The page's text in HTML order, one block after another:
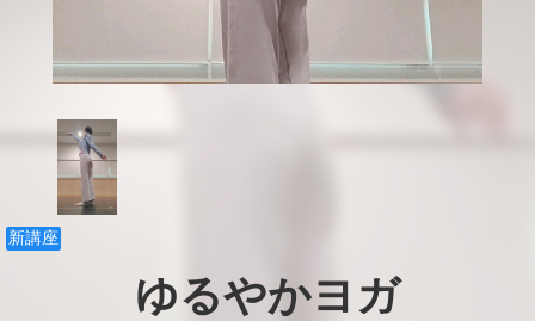
新講座
ゆるやかヨガ